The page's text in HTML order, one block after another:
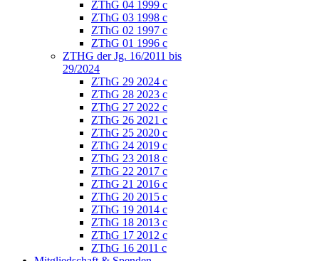
ZThG 04 1999 c
ZThG 03 1998 c
ZThG 02 1997 c
ZThG 01 1996 c
ZTHG der Jg. 16/2011 bis
29/2024
ZThG 29 2024 c
ZThG 28 2023 c
ZThG 27 2022 c
ZThG 26 2021 c
ZThG 25 2020 c
ZThG 24 2019 c
ZThG 23 2018 c
ZThG 22 2017 c
ZThG 21 2016 c
ZThG 20 2015 c
ZThG 19 2014 c
ZThG 18 2013 c
ZThG 17 2012 c
ZThG 16 2011 c